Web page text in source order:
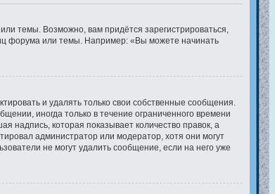
темы. Возможно, вам придётся зарегистрироваться,
форума или темы. Например: «Вы можете начинать
и удалять только свои собственные сообщения.
иногда только в течение ограниченного времени
надпись, которая показывает количество правок, а
администратор или модератор, хотя они могут
не могут удалить сообщение, если на него уже